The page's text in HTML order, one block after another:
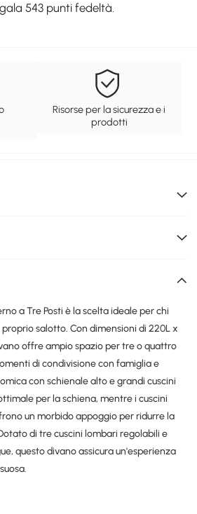
543 punti fedeltà.
Risorse per la sicurezza e i
prodotti
a Tre Posti è la scelta ideale per chi
salotto. Con dimensioni di 220L x
offre ampio spazio per tre o quattro
di condivisione con famiglia e
con schienale alto e grandi cuscini
per la schiena, mentre i cuscini
un morbido appoggio per ridurre la
di tre cuscini lombari regolabili e
questo divano assicura un'esperienza